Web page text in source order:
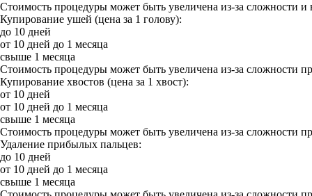
Стоимость процедуры может быть увеличена из-за сложности
Купирование ушей (цена за 1 голову):
до 10 дней
от 10 дней до 1 месяца
свыше 1 месяца
Стоимость процедуры может быть увеличена из-за сложности
Купирование хвостов (цена за 1 хвост):
от 10 дней
от 10 дней до 1 месяца
свыше 1 месяца
Стоимость процедуры может быть увеличена из-за сложности
Удаление прибылых пальцев:
до 10 дней
от 10 дней до 1 месяца
свыше 1 месяца